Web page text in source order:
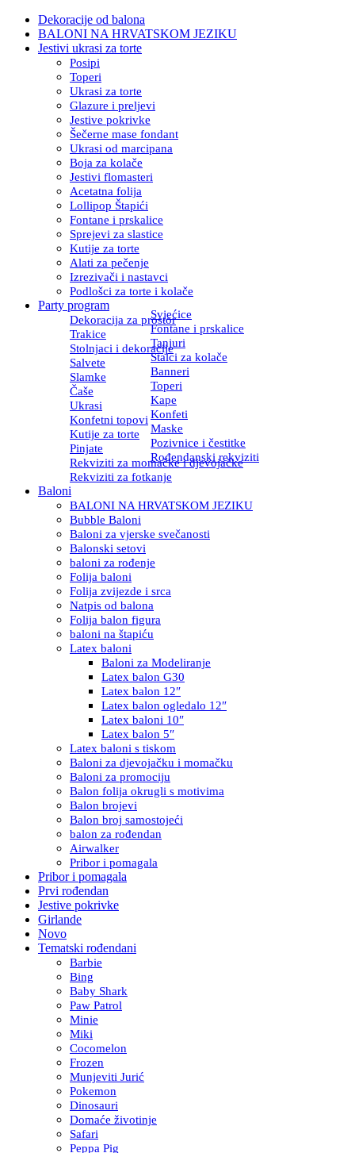
Dekoracije od balona
BALONI NA HRVATSKOM JEZIKU
Jestivi ukrasi za torte
Posipi
Toperi
Ukrasi za torte
Glazure i preljevi
Jestive pokrivke
Šečerne mase fondant
Ukrasi od marcipana
Boja za kolače
Jestivi flomasteri
Acetatna folija
Lollipop Štapići
Fontane i prskalice
Sprejevi za slastice
Kutije za torte
Alati za pečenje
Izrezivači i nastavci
Podlošci za torte i kolače
Party program
Dekoracija za prostor
Svjećice
Trakice
Fontane i prskalice
Stolnjaci i dekoracije
Tanjuri
Salvete
Stalci za kolače
Slamke
Banneri
Čaše
Toperi
Ukrasi
Kape
Konfetni topovi Konfeti
Kutije za torte
Maske
Pinjate
Pozivnice i čestitke
Rekviziti za momačke i djevojačke
Rođendanski rekviziti
Rekviziti za fotkanje
Baloni
BALONI NA HRVATSKOM JEZIKU
Bubble Baloni
Baloni za vjerske svečanosti
Balonski setovi
baloni za rođenje
Folija baloni
Folija zvijezde i srca
Natpis od balona
Folija balon figura
baloni na štapiću
Latex baloni
Baloni za Modeliranje
Latex balon G30
Latex balon 12″
Latex balon ogledalo 12″
Latex baloni 10″
Latex balon 5″
Latex baloni s tiskom
Baloni za djevojačku i momačku
Baloni za promociju
Balon folija okrugli s motivima
Balon brojevi
Balon broj samostojeći
balon za rođendan
Airwalker
Pribor i pomagala
Pribor i pomagala
Prvi rođendan
Jestive pokrivke
Girlande
Novo
Tematski rođendani
Barbie
Bing
Baby Shark
Paw Patrol
Minie
Miki
Cocomelon
Frozen
Munjeviti Jurić
Pokemon
Dinosauri
Domaće životinje
Safari
Peppa Pig